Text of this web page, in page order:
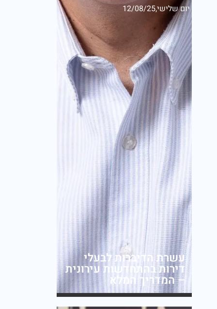
עשרת הדיברות לבעלי
דירות בהתחדשות עירונית
– המדריך המלא
יום שלישי,12/08/25